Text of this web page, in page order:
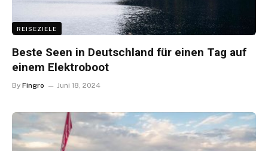
REISEZIELE
Beste Seen in Deutschland für einen Tag auf
einem Elektroboot
By Fingro Juni 18, 2024